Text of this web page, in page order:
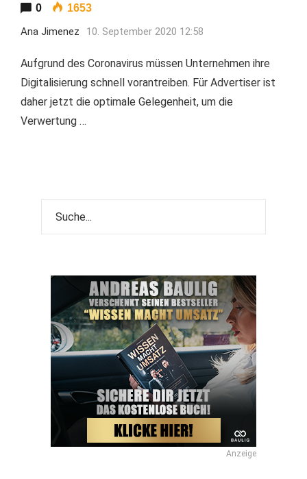
0 1653
Ana Jimenez 10. September 2020 12:58
Aufgrund des Coronavirus müssen Unternehmen ihre
Digitalisierung schnell vorantreiben. Für Advertiser ist
daher jetzt die optimale Gelegenheit, um die
Verwertung …
Anzeige